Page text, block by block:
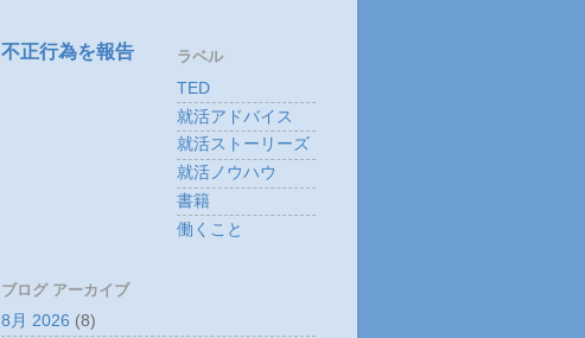
不正行為を報告
ラベル
TED
就活アドバイス
就活ストーリーズ
就活ノウハウ
書籍
働くこと
ブログ アーカイブ
8月 2026 (8)